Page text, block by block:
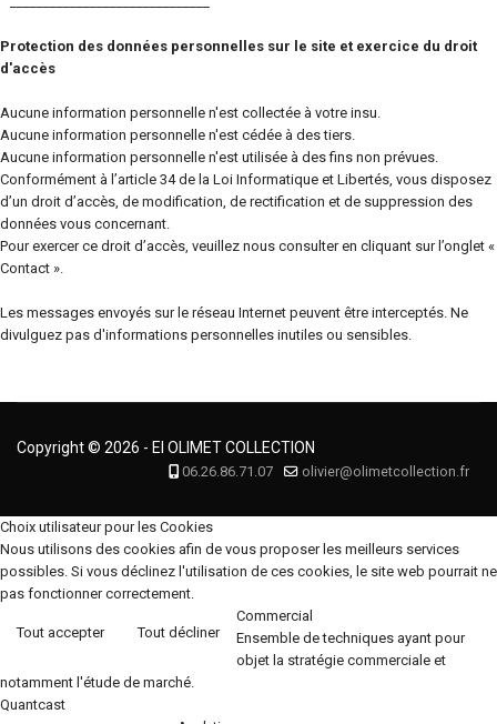
Protection des données personnelles sur le site et exercice du droit
d'accès
Aucune information personnelle n'est collectée à votre insu.
Aucune information personnelle n'est cédée à des tiers.
Aucune information personnelle n'est utilisée à des fins non prévues.
Conformément à l’article 34 de la Loi Informatique et Libertés, vous disposez
d’un droit d’accès, de modification, de rectification et de suppression des
données vous concernant.
Pour exercer ce droit d’accès, veuillez nous consulter en cliquant sur l’onglet «
Contact ».
Les messages envoyés sur le réseau Internet peuvent être interceptés. Ne
divulguez pas d'informations personnelles inutiles ou sensibles.
Copyright © 2026 - EI OLIMET COLLECTION
06.26.86.71.07 olivier@olimetcollection.fr
Choix utilisateur pour les Cookies
Nous utilisons des cookies afin de vous proposer les meilleurs services
possibles. Si vous déclinez l'utilisation de ces cookies, le site web pourrait ne
pas fonctionner correctement.
Tout accepter Tout décliner
Commercial
Ensemble de techniques ayant pour
objet la stratégie commerciale et
notamment l'étude de marché.
Quantcast